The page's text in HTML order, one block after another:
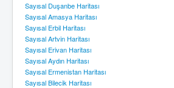
Sayısal Duşanbe Haritası
Sayısal Amasya Haritası
Sayısal Erbil Haritası
Sayısal Artvin Haritası
Sayısal Erivan Haritası
Sayısal Aydın Haritası
Sayısal Ermenistan Haritası
Sayısal Bilecik Haritası